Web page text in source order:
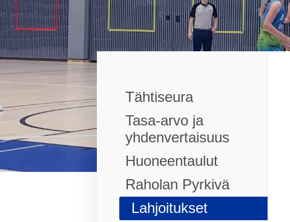
Tähtiseura
Tasa-arvo ja
yhdenvertaisuus
Huoneentaulut
Raholan Pyrkivä
Lahjoitukset